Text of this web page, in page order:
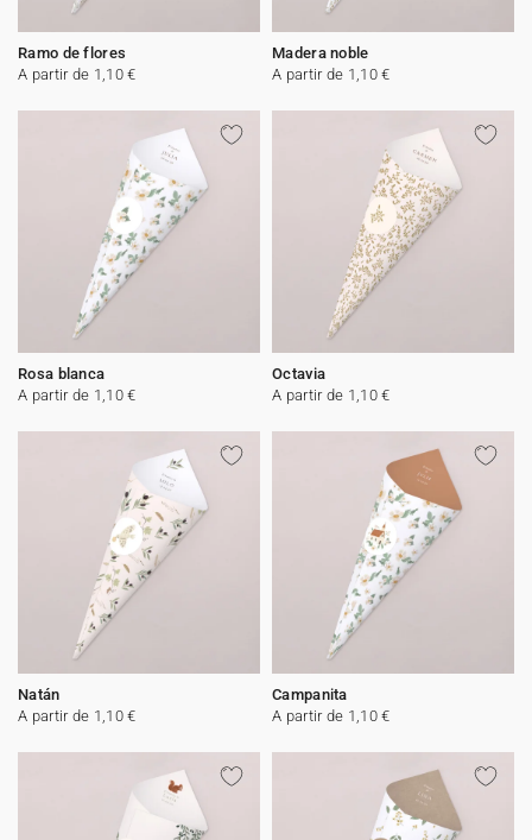
Ramo de flores
A partir de 1,10 €
Madera noble
A partir de 1,10 €
Rosa blanca
A partir de 1,10 €
Octavia
A partir de 1,10 €
Natán
A partir de 1,10 €
Campanita
A partir de 1,10 €